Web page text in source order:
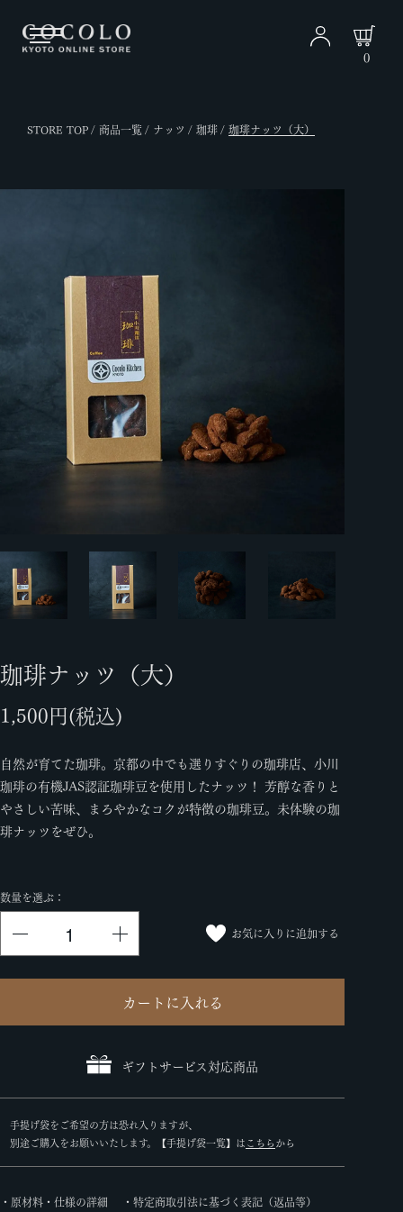
0
STORE TOP 商品一覧 ナッツ 珈琲 珈琲ナッツ（大）
珈琲ナッツ（大）
1,500円(税込)
自然が育てた珈琲。京都の中でも選りすぐりの珈琲店、小川
珈琲の有機JAS認証珈琲豆を使用したナッツ！ 芳醇な香りと
やさしい苦味、まろやかなコクが特徴の珈琲豆。未体験の珈
琲ナッツをぜひ。
数量を選ぶ：
お気に入りに追加する
カートに入れる
ギフトサービス対応商品
手提げ袋をご希望の方は恐れ入りますが、
別途ご購入をお願いいたします。【手提げ袋一覧】はこちらから
・原材料・仕様の詳細
・特定商取引法に基づく表記（返品等）